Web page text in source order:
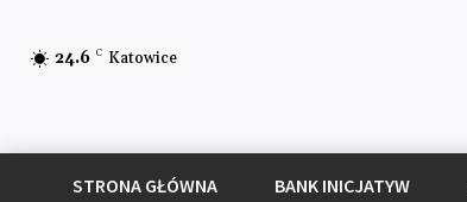
24.6 C Katowice
STRONA GŁÓWNA BANK INICJATYW